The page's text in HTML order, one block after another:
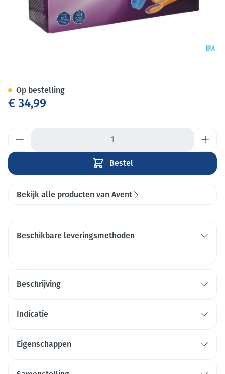
€ 34,99
Bestel
Op bestelling
Bekijk alle producten van Avent
Beschikbare leveringsmethoden
Beschrijving
Indicatie
Eigenschappen